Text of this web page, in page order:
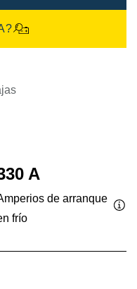
A
de arranque
frío